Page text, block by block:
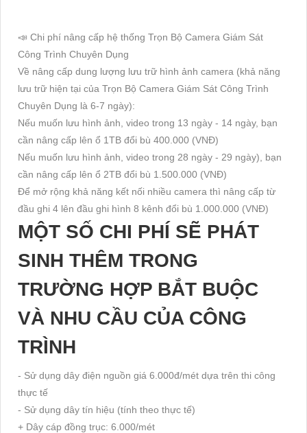
📣 Chi phí nâng cấp hệ thống Trọn Bộ Camera Giám Sát
Công Trình Chuyên Dụng
Về nâng cấp dung lượng lưu trữ hình ảnh camera (khả năng
lưu trữ hiện tại của Trọn Bộ Camera Giám Sát Công Trình
Chuyên Dụng là 6-7 ngày):
Nếu muốn lưu hình ảnh, video trong 13 ngày - 14 ngày, bạn
cần nâng cấp lên ổ 1TB đổi bù 400.000 (VNĐ)
Nếu muốn lưu hình ảnh, video trong 28 ngày - 29 ngày), bạn
cần nâng cấp lên ổ 2TB đổi bù 1.500.000 (VNĐ)
Để mở rộng khả năng kết nối nhiều camera thì nâng cấp từ
đầu ghi 4 lên đầu ghi hình 8 kênh đổi bù 1.000.000 (VNĐ)
MỘT SỐ CHI PHÍ SẼ PHÁT
SINH THÊM TRONG
TRƯỜNG HỢP BẮT BUỘC
VÀ NHU CẦU CỦA CÔNG
TRÌNH
- Sử dụng dây điện nguồn giá 6.000đ/mét dựa trên thi công
thực tế
- Sử dụng dây tín hiệu (tính theo thực tế)
+ Dây cáp đồng trục: 6.000/mét